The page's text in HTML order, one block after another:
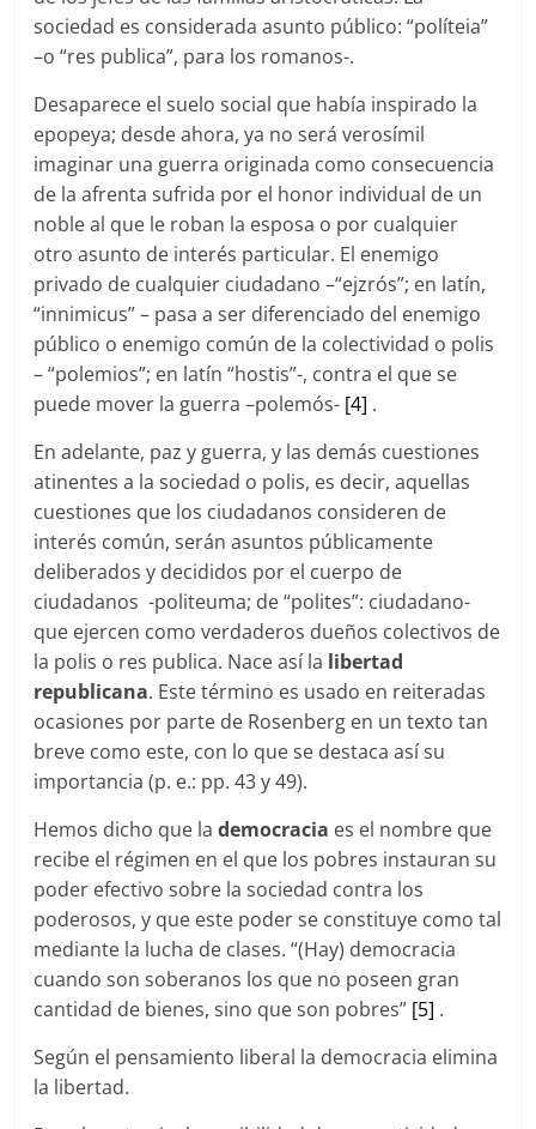
sociedad es considerada asunto público: “políteia”
–o “res publica”, para los romanos-.
Desaparece el suelo social que había inspirado la
epopeya; desde ahora, ya no será verosímil
imaginar una guerra originada como consecuencia
de la afrenta sufrida por el honor individual de un
noble al que le roban la esposa o por cualquier
otro asunto de interés particular. El enemigo
privado de cualquier ciudadano –“ejzrós”; en latín,
“innimicus” – pasa a ser diferenciado del enemigo
público o enemigo común de la colectividad o polis
– “polemios”; en latín “hostis”-, contra el que se
puede mover la guerra –polemós- [4] .
En adelante, paz y guerra, y las demás cuestiones
atinentes a la sociedad o polis, es decir, aquellas
cuestiones que los ciudadanos consideren de
interés común, serán asuntos públicamente
deliberados y decididos por el cuerpo de
ciudadanos -politeuma; de “polites”: ciudadano-
que ejercen como verdaderos dueños colectivos de
la polis o res publica. Nace así la libertad
republicana. Este término es usado en reiteradas
ocasiones por parte de Rosenberg en un texto tan
breve como este, con lo que se destaca así su
importancia (p. e.: pp. 43 y 49).
Hemos dicho que lademocracia es el nombre que
recibe el régimen en el que los pobres instauran su
poder efectivo sobre la sociedad contra los
poderosos, y que este poder se constituye como tal
mediante la lucha de clases. “(Hay) democracia
cuando son soberanos los que no poseen gran
cantidad de bienes, sino que son pobres” [5] .
Según el pensamiento liberal la democracia elimina
la libertad.